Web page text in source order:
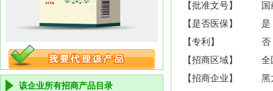
该企业所有招商产品目录
【批准文号】
【是否医保】
是
【专利】
否
【招商区域】
全
【招商企业】
黑